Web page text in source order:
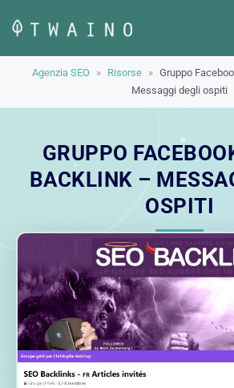
contenuto
Agenzia SEO » Risorse » Gruppo
Messaggi degli ospiti
GRUPPO
BACKLINK –
OSPITI